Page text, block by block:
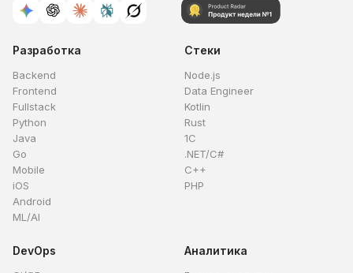
Разработка
Backend
Frontend
Fullstack
Python
Java
Go
Mobile
iOS
Android
ML/AI
Стеки
Node.js
Data Engineer
Kotlin
Rust
1C
.NET/C#
C++
PHP
DevOps Аналитика